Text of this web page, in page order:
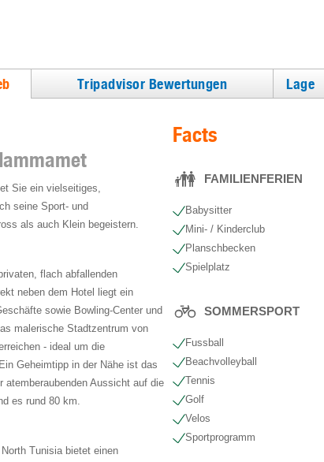
Tripadvisor Bewertungen Lage
Sie ein vielseitiges,
seine Sport- und
als auch Klein begeistern.
flach abfallenden
neben dem Hotel liegt ein
sowie Bowling-Center und
malerische Stadtzentrum von
- ideal um die
Geheimtipp in der Nähe ist das
atemberaubenden Aussicht auf die
es rund 80 km.
Tunisia bietet einen
Facts
FAMILIENFERIEN
Babysitter
Mini- / Kinderclub
Planschbecken
Spielplatz
SOMMERSPORT
Fussball
Beachvolleyball
Tennis
Golf
Velos
Sportprogramm